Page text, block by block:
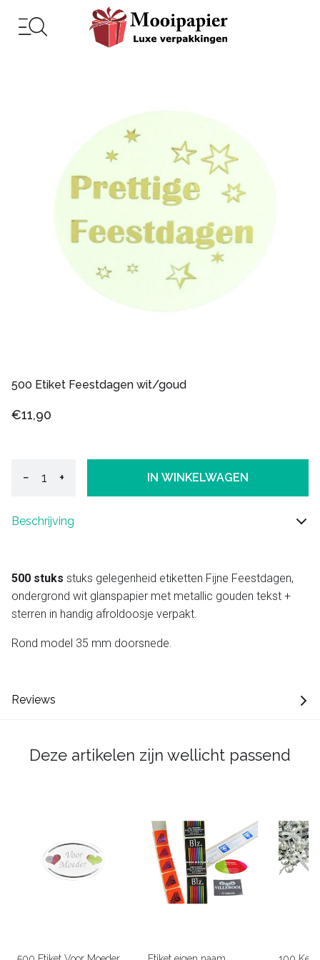
500 Etiket Feestdagen wit/goud
€11,90
− + IN WINKELWAGEN
Beschrijving
500 stuks stuks gelegenheid etiketten Fijne Feestdagen,
ondergrond wit glanspapier met metallic gouden tekst +
sterren in handig afroldoosje verpakt.
Rond model 35 mm doorsnede.
Reviews
Deze artikelen zijn wellicht passend